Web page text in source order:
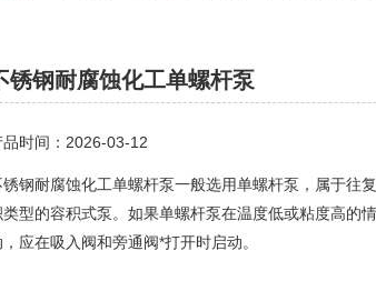
锈钢耐腐蚀化工单螺杆泵
品时间：2026-03-12
锈钢耐腐蚀化工单螺杆泵一般选用单螺杆泵，属于往
类型的容积式泵。如果单螺杆泵在温度低或粘度高的
应在吸入阀和旁通阀*打开时启动。